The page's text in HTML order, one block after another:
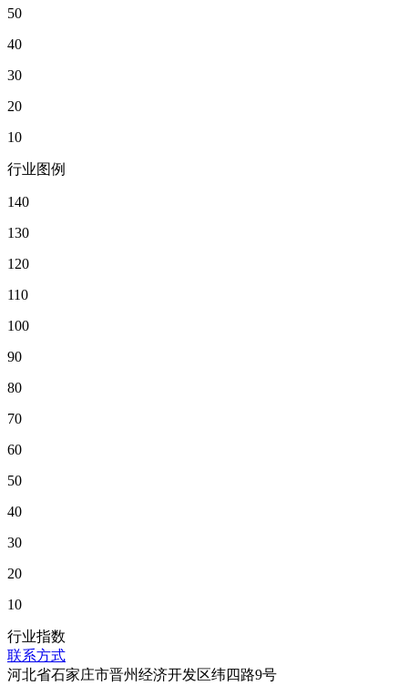
50
40
30
20
10
行业图例
140
130
120
110
100
90
80
70
60
50
40
30
20
10
行业指数
联系方式
河北省石家庄市晋州经济开发区纬四路9号